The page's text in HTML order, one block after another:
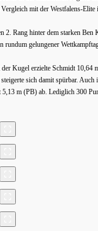
mit der Westfalens-Elite
2. Rang hinter dem starken
rundum gelungener
Kugel erzielte Schmidt 10,64
sich damit spürbar.
m (PB) ab. Lediglich 300